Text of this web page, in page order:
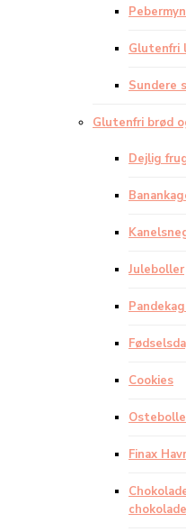
Glutenfri
Sundere
Glutenfri brød
Dejlig
Juleboller
Cookies
Finax